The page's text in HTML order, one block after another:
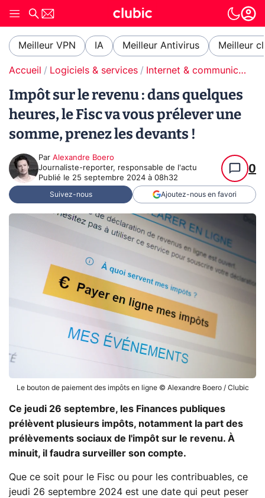
Meilleur VPN IA Meilleur Antivirus Meilleur
Accueil Logiciels & services Internet & communication
Impôt sur le revenu : dans quelques
heures, le Fisc va vous prélever une
somme, prenez les devants !
Par Alexandre Boero
Journaliste-reporter, responsable de l'actu
Publié le 25 septembre 2024 à 08h32
0
Suivez-nous Ajoutez-nous en favori
Le bouton de paiement des impôts en ligne © Alexandre Boero / Clubic
Ce jeudi 26 septembre, les Finances publiques
prélèvent plusieurs impôts, notamment la part des
prélèvements sociaux de l'impôt sur le revenu. À
minuit, il faudra surveiller son compte.
Que ce soit pour le Fisc ou pour les contribuables, ce
jeudi 26 septembre 2024 est une date qui peut peser